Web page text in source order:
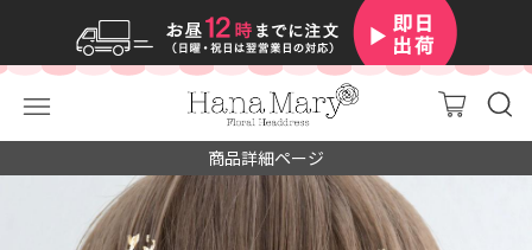
商品詳細ページ